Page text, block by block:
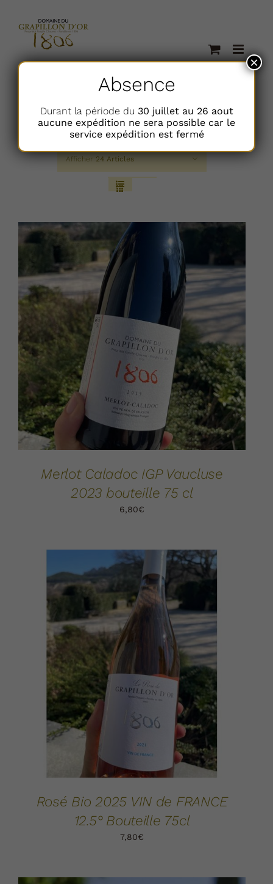
contenu
Trier parPrix
Afficher 24 Articles
AJOUTER AU PANIER DÉTAILS
Merlot Caladoc IGP Vaucluse
2023 bouteille 75 cl
6,80€
AJOUTER AU PANIER DÉTAILS
Rosé Bio 2025 VIN de FRANCE
12.5° Bouteille 75cl
7,80€
Absence
Durant la période du 30 juillet au 26 aout
aucune expédition ne sera possible car le
service expédition est fermé
×